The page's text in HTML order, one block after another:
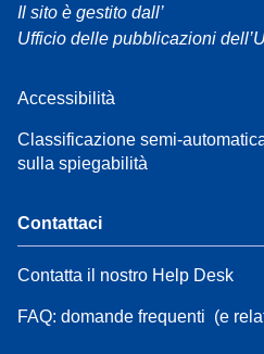
Il sito è gestito dall’
Ufficio delle pubblicazioni
Accessibilità
Classificazione semi-
sulla spiegabilità
Contattaci
Contatta il nostro Help Desk
FAQ: domande frequenti (e